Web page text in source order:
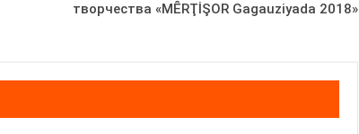
творчества «MȆRŢİŞOR Gagauziyada 2018»